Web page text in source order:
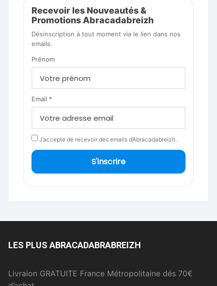
Recevoir les Nouveautés &
Promotions Abracadabreizh
Désinscription à tout moment via le lien dans nos
emails.
Prénom
Email *
J’accepte de recevoir des emails d’Abracadabreizh.
S'inscrire
LES PLUS ABRACADABRABREIZH
Livraion GRATUITE France Métropolitaine dés 70€